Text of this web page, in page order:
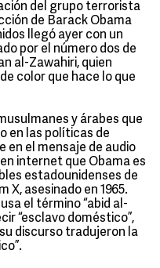
del grupo terrorista
de Barack Obama
llegó ayer con un
por el número dos de
al-Zawahiri, quien
color que hace lo que
y árabes que
en las políticas de
en el mensaje de audio
internet que Obama es
estadounidenses de
X, asesinado en 1965.
el término “abid al-
“esclavo doméstico”,
discurso tradujeron la